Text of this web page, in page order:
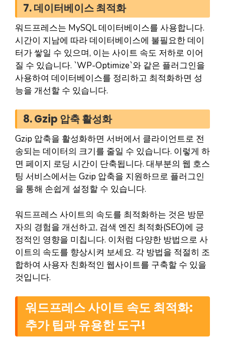
7. 데이터베이스 최적화
워드프레스는 MySQL 데이터베이스를 사용합니다.
시간이 지남에 따라 데이터베이스에 불필요한 데이
터가 쌓일 수 있으며, 이는 사이트 속도 저하로 이어
질 수 있습니다. `WP-Optimize`와 같은 플러그인을
사용하여 데이터베이스를 정리하고 최적화하면 성
능을 개선할 수 있습니다.
8. Gzip 압축 활성화
Gzip 압축을 활성화하면 서버에서 클라이언트로 전
송되는 데이터의 크기를 줄일 수 있습니다. 이렇게 하
면 페이지 로딩 시간이 단축됩니다. 대부분의 웹 호스
팅 서비스에서는 Gzip 압축을 지원하므로 플러그인
을 통해 손쉽게 설정할 수 있습니다.
워드프레스 사이트의 속도를 최적화하는 것은 방문
자의 경험을 개선하고, 검색 엔진 최적화(SEO)에 긍
정적인 영향을 미칩니다. 이처럼 다양한 방법으로 사
이트의 속도를 향상시켜 보세요. 각 방법을 적절히 조
합하여 사용자 친화적인 웹사이트를 구축할 수 있을
것입니다.
워드프레스 사이트 속도 최적화:
추가 팁과 유용한 도구!